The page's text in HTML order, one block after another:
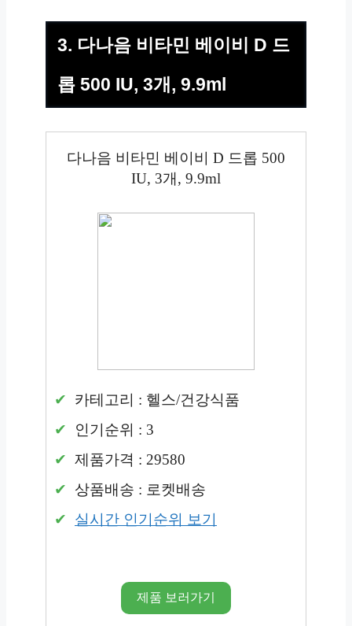
3. 다나음 비타민 베이비 D 드
롭 500 IU, 3개, 9.9ml
다나음 비타민 베이비 D 드롭 500
IU, 3개, 9.9ml
카테고리 : 헬스/건강식품
인기순위 : 3
제품가격 : 29580
상품배송 : 로켓배송
실시간 인기순위 보기
제품 보러가기